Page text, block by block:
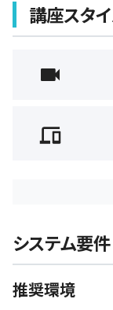
講座スタ
システム要件
推奨環境